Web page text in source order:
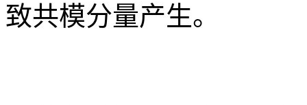
致共模分量产生。